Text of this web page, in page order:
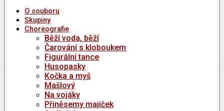
O souboru
Skupiny
Choreografie
Běží voda, běží
Čarování s kloboukem
Figurální tance
Husopasky
Kočka a myš
Mašlový
Na vojáky
Přiněsemy majiček